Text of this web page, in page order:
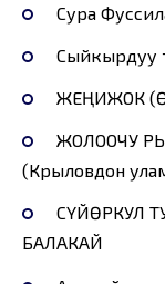
Сура
Сыйкырдуу
ЖЕҢИЖОК
ЖОЛООЧУ
(Крыловдон
СҮЙӨРКУЛ
БАЛАКАЙ